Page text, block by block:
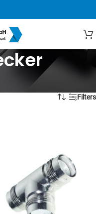
4 Ergebnisse werden angezeigt
Filters